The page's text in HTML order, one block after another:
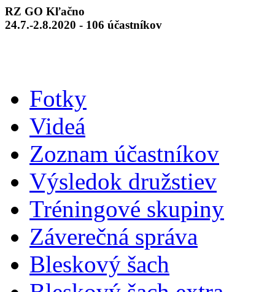
RZ GO Kľačno
24.7.-2.8.2020 - 106 účastníkov
Fotky
Videá
Zoznam účastníkov
Výsledok družstiev
Tréningové skupiny
Záverečná správa
Bleskový šach